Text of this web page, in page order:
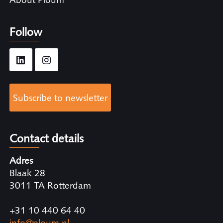
Follow
Subscribe to newsletter
Contact details
Adres
Blaak 28
3011 TA Rotterdam
+31 10 440 64 40